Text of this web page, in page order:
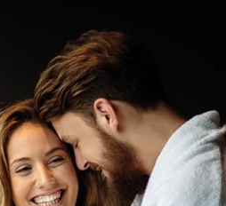
vous ?
votre hôtel :